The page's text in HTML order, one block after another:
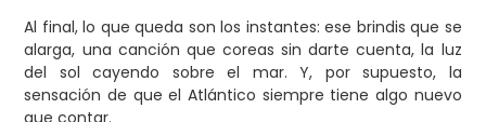
Al final, lo que queda son los instantes: ese brindis que se
alarga, una canción que coreas sin darte cuenta, la luz
del sol cayendo sobre el mar. Y, por supuesto, la
sensación de que el Atlántico siempre tiene algo nuevo
que contar.